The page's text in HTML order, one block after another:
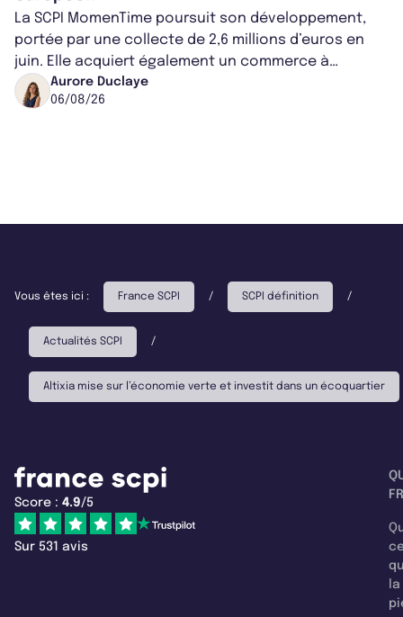
La SCPI MomenTime poursuit son développement,
portée par une collecte de 2,6 millions d’euros en
juin. Elle acquiert également un commerce à
Worcester, place une plateforme logisti...
Aurore Duclaye
06/08/26
Vous êtes ici : France SCPI / SCPI définition /
Actualités SCPI /
Altixia mise sur l’économie verte et investit dans un écoquartier
Score : 4.9/5
Sur 531 avis
la